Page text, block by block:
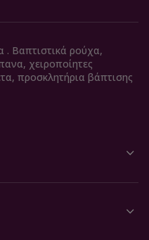
. Βαπτιστικά ρούχα,
χειροποίητες
προσκλητήρια βάπτισης